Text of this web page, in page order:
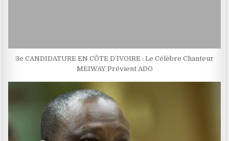
3e CANDIDATURE EN CÔTE D’IVOIRE : Le Célèbre Chanteur
MEIWAY Prévient ADO